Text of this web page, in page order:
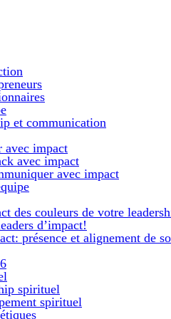
et communication
avec impact
avec impact
avec impact
des couleurs de votre
d’impact!
présence et alignement de
spirituel
spirituel